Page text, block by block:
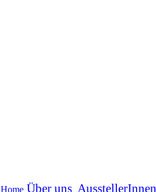
Home Über uns AusstellerInnen